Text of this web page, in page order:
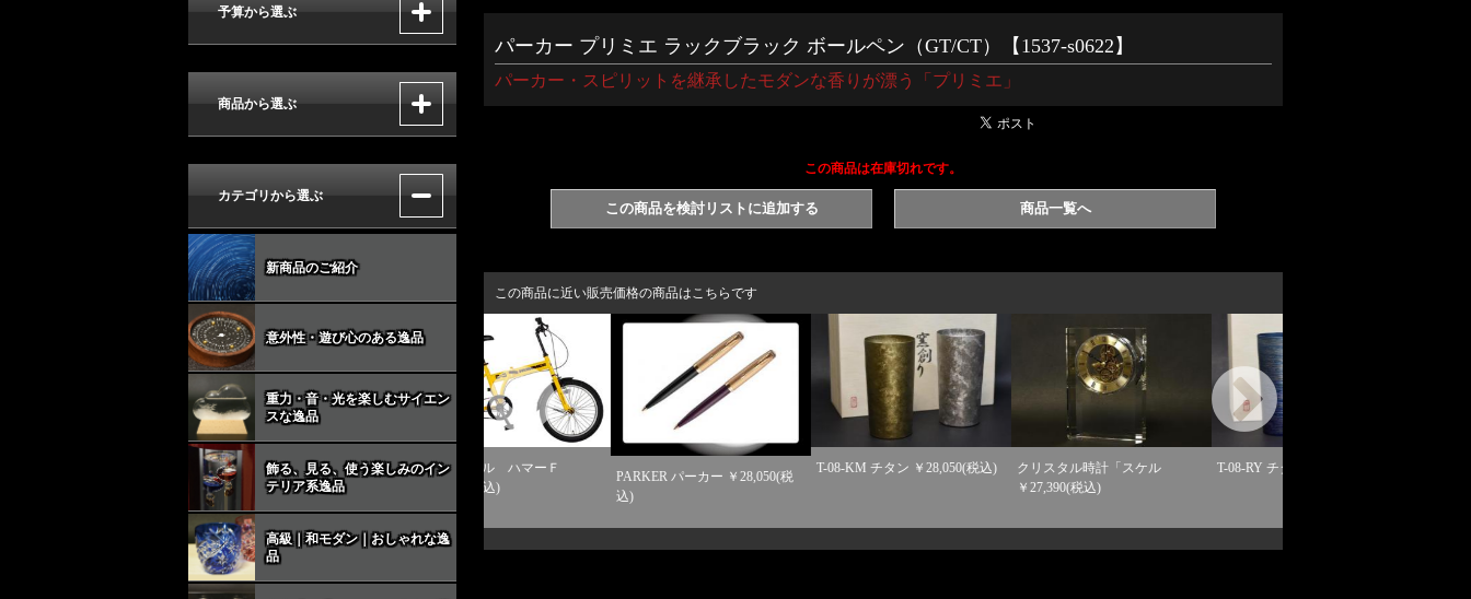
パーカー プリミエ ラックブラック ボールペン（GT/CT）【1537-s0622】
パーカー・スピリットを継承したモダンな香りが漂う「プリミエ」
この商品は在庫切れです。
この商品を検討リストに追加する 商品一覧へ
この商品に近い販売価格の商品はこちらです
T-08-RY チタン ￥25,245(税込)
ミニサイクル ハマーＦ
￥28,710(税込)
PARKER パーカー ￥28,050(税
込)
T-08-KM チタン ￥28,050(税込)
クリスタル時計「スケル
T-08-RY チタン ￥25,245(税込)
予算から選ぶ
商品から選ぶ
カテゴリから選ぶ
新商品のご紹介
意外性・遊び心のある逸品
重力・音・光を楽しむサイエン
スな逸品
飾る、見る、使う楽しみのイン
テリア系逸品
高級｜和モダン｜おしゃれな逸
品